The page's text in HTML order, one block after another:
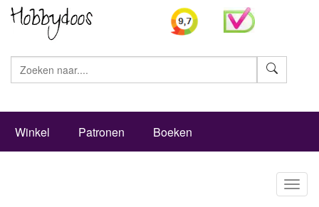
Winkel Patronen Boeken